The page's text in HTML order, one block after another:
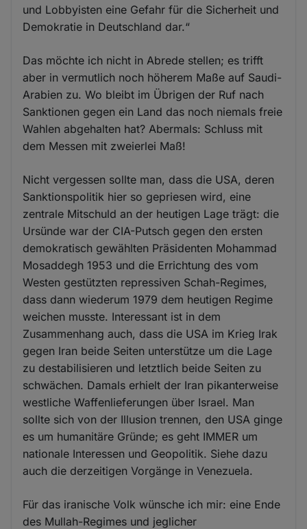
und Lobbyisten eine Gefahr für die Sicherheit und
Demokratie in Deutschland dar.“
Das möchte ich nicht in Abrede stellen; es trifft
aber in vermutlich noch höherem Maße auf Saudi-
Arabien zu. Wo bleibt im Übrigen der Ruf nach
Sanktionen gegen ein Land das noch niemals freie
Wahlen abgehalten hat? Abermals: Schluss mit
dem Messen mit zweierlei Maß!
Nicht vergessen sollte man, dass die USA, deren
Sanktionspolitik hier so gepriesen wird, eine
zentrale Mitschuld an der heutigen Lage trägt: die
Ursünde war der CIA-Putsch gegen den ersten
demokratisch gewählten Präsidenten Mohammad
Mosaddegh 1953 und die Errichtung des vom
Westen gestützten repressiven Schah-Regimes,
dass dann wiederum 1979 dem heutigen Regime
weichen musste. Interessant ist in dem
Zusammenhang auch, dass die USA im Krieg Irak
gegen Iran beide Seiten unterstütze um die Lage
zu destabilisieren und letztlich beide Seiten zu
schwächen. Damals erhielt der Iran pikanterweise
westliche Waffenlieferungen über Israel. Man
sollte sich von der Illusion trennen, den USA ginge
es um humanitäre Gründe; es geht IMMER um
nationale Interessen und Geopolitik. Siehe dazu
auch die derzeitigen Vorgänge in Venezuela.
Für das iranische Volk wünsche ich mir: eine Ende
des Mullah-Regimes und jeglicher